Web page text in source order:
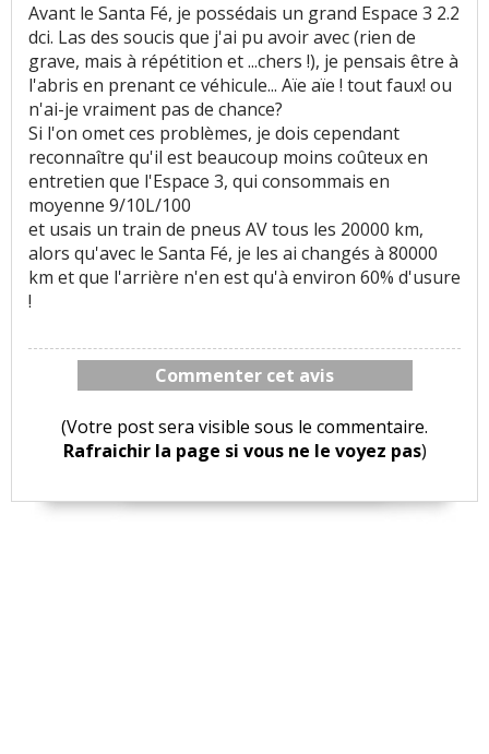
Avant le Santa Fé, je possédais un grand Espace 3 2.2
dci. Las des soucis que j'ai pu avoir avec (rien de
grave, mais à répétition et ...chers !), je pensais être à
l'abris en prenant ce véhicule... Aïe aïe ! tout faux! ou
n'ai-je vraiment pas de chance?
Si l'on omet ces problèmes, je dois cependant
reconnaître qu'il est beaucoup moins coûteux en
entretien que l'Espace 3, qui consommais en
moyenne 9/10L/100
et usais un train de pneus AV tous les 20000 km,
alors qu'avec le Santa Fé, je les ai changés à 80000
km et que l'arrière n'en est qu'à environ 60% d'usure
!
Commenter cet avis
(Votre post sera visible sous le commentaire.
Rafraichir la page si vous ne le voyez pas)